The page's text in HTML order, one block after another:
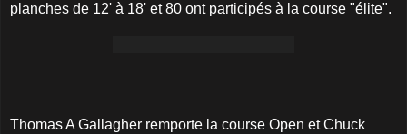
planches de 12' à 18' et 80 ont participés à la course "élite".
Thomas A Gallagher remporte la course Open et Chuck